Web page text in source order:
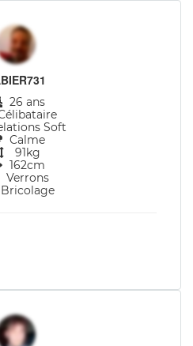
26 ans
Soft
Calme
91kg
162cm
Verrons
Bricolage